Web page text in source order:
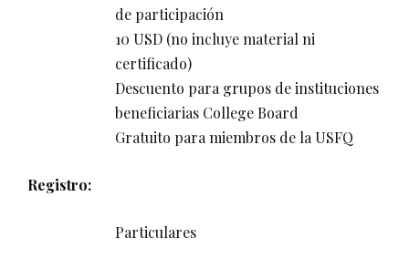
de participación
10 USD (no incluye material ni
certificado)
Descuento para grupos de instituciones
beneficiarias College Board
Gratuito para miembros de la USFQ
Registro:
Particulares